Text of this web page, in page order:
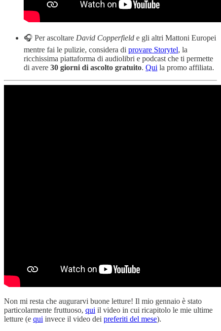
🎧 Per ascoltare David Copperfield e gli altri Mattoni Europei
mentre fai le pulizie, considera di provare Storytel, la
ricchissima piattaforma di audiolibri e podcast che ti permette
di avere 30 giorni di ascolto gratuito. Qui la promo affiliata.
Non mi resta che augurarvi buone letture! Il mio gennaio è stato
particolarmente fruttuoso, qui il video in cui ricapitolo le mie ultime
letture (e qui invece il video dei preferiti del mese).